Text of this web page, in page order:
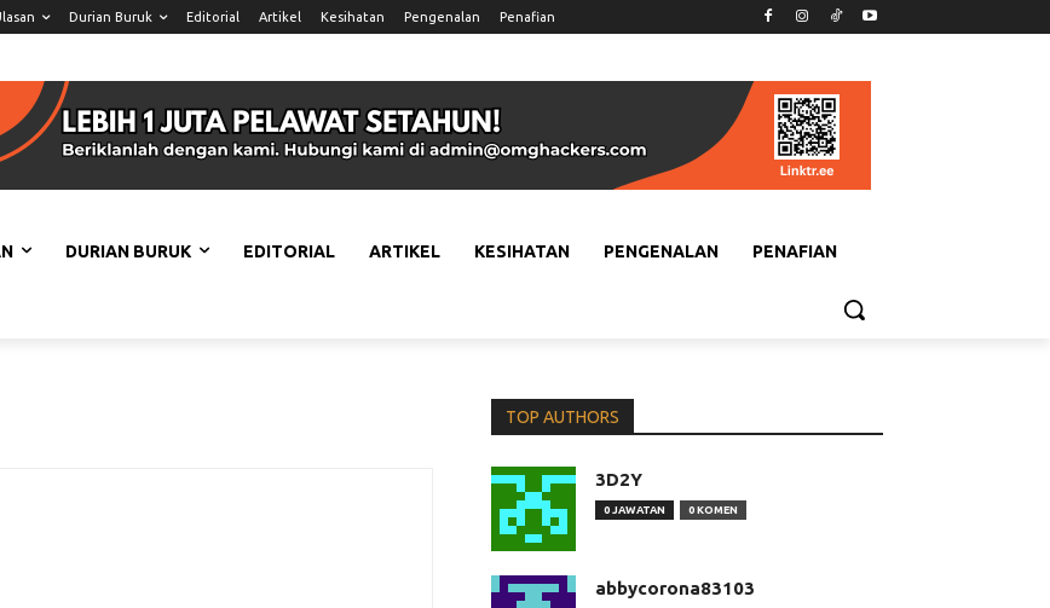
Durian Buruk Editorial Artikel Kesihatan Pengenalan Penafian
DURIAN BURUK EDITORIAL ARTIKEL KESIHATAN PENGENALAN PENAFIAN
TOP AUTHORS
3D2Y
0 JAWATAN 0 KOMEN
abbycorona83103